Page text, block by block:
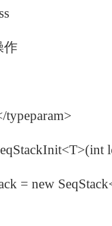
typeparam>
new